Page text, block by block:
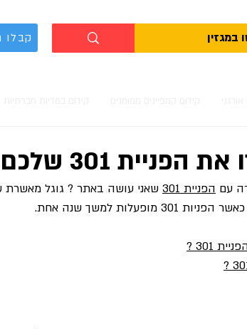
301 שלכם לשנה
עם הפניית 301
שאני עושה באתר ? גוגל מאשרת
למשך שנה אחת.
301 ?